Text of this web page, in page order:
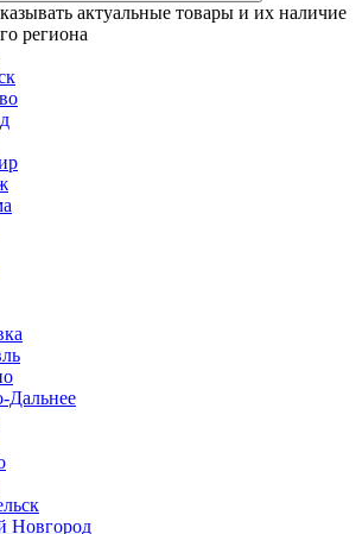
актуальные товары и их наличие
региона
Дальнее
Новгород